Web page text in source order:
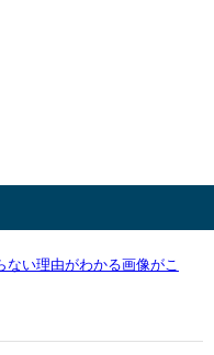
ない理由がわかる画像がこ